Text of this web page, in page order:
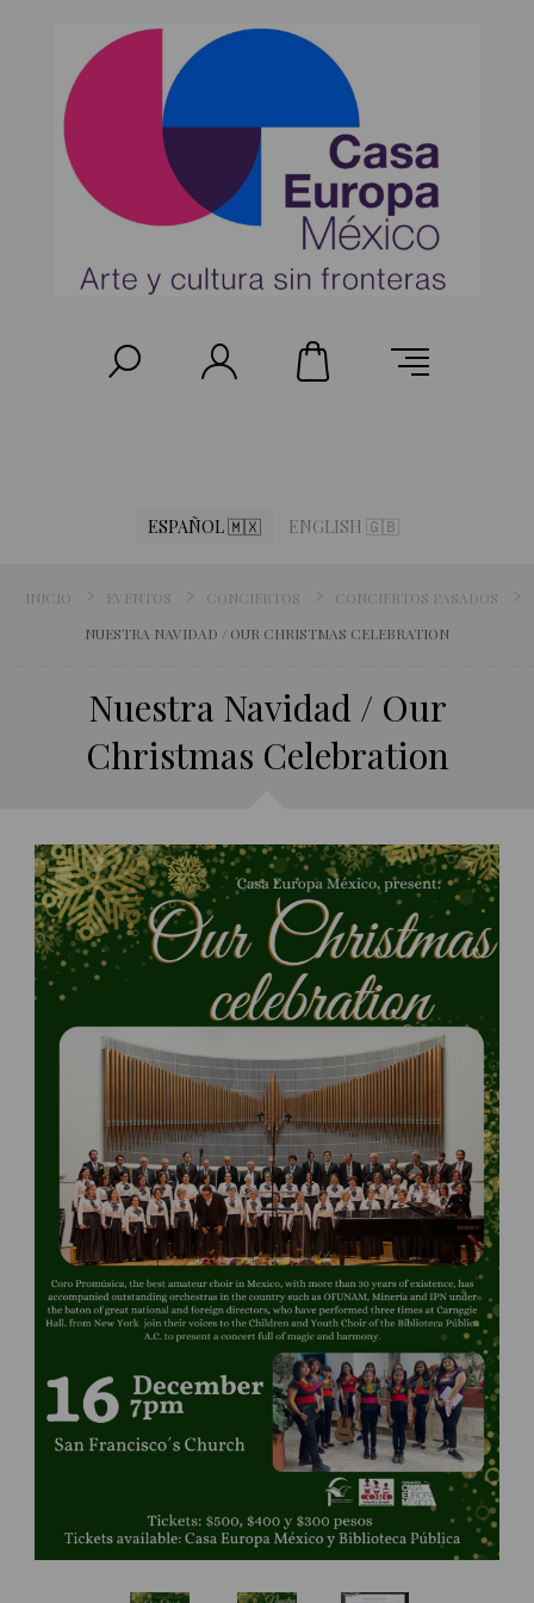
ESPAÑOL 🇲🇽 ENGLISH 🇬🇧
INICIO EVENTOS CONCIERTOS
CONCIERTOS PASADOS
NUESTRA NAVIDAD / OUR CHRISTMAS CELEBRATION
Nuestra Navidad / Our
Christmas Celebration